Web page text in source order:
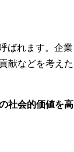
ばれます。企業
献などを考えた
社会的価値を高